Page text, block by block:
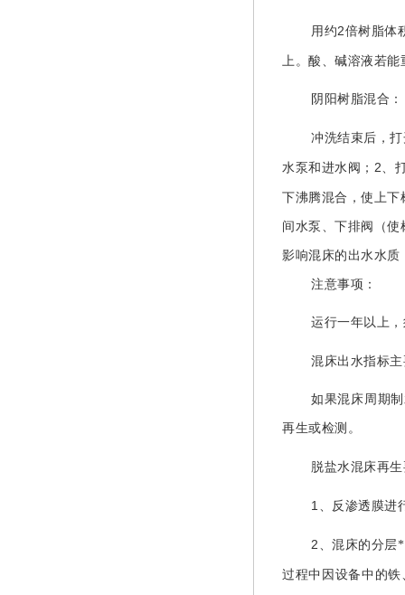
用约2倍树脂体
上。酸、碱溶液若能
阴阳树脂混合：
冲洗结束后，
水泵和进水阀； 2、
下沸腾混合，使上
间水泵、下排阀（
影响混床的出水水
注意事项：
运行一年以上
混床出水指标
如果混床周期
再生或检测。
脱盐水混床再
1 、反渗透膜进
2 、混床的分层
过程中因设备中的